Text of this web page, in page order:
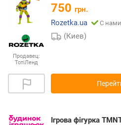
Продавец:
ТотіЛенд
750 грн.
Rozetka.ua
С
(Киев)
Ігрова фігурка